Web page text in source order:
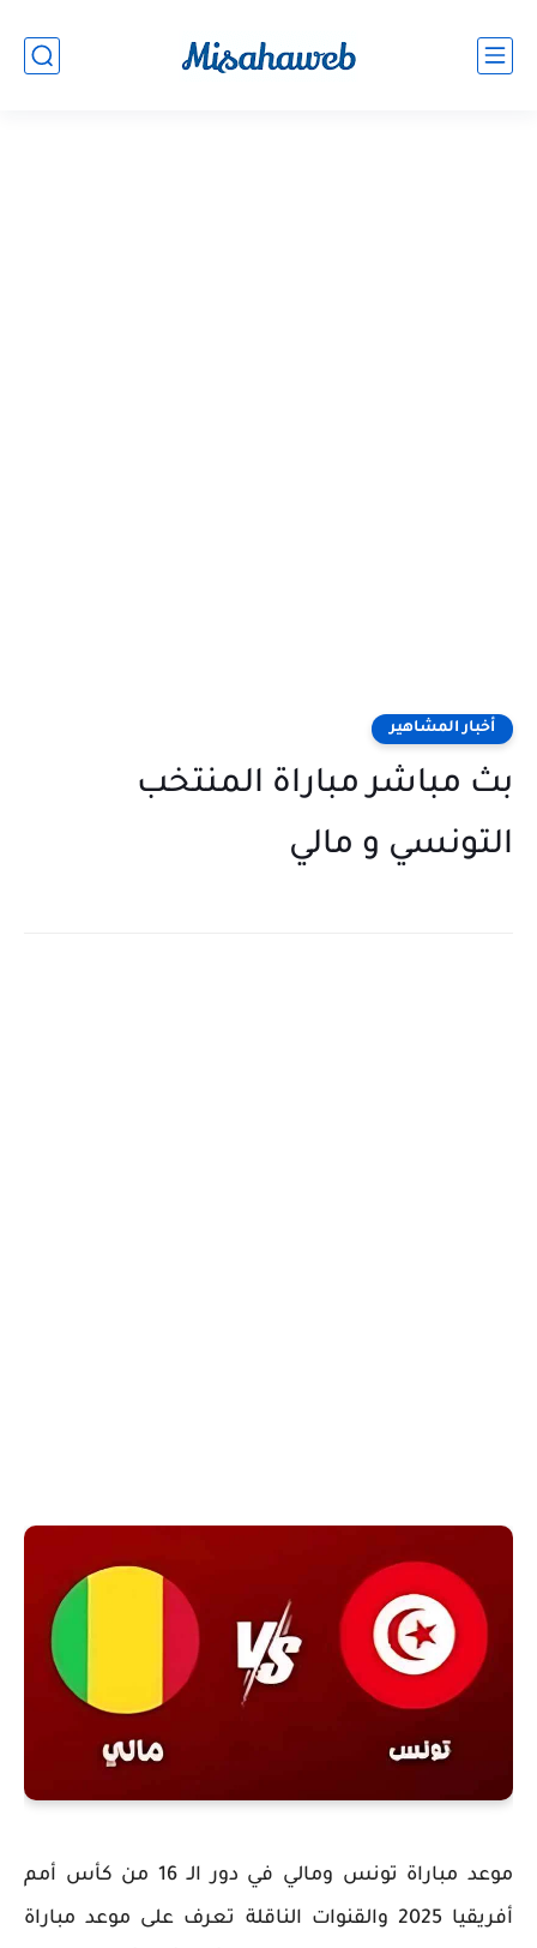
أخبار المشاهير
بث مباشر مباراة المنتخب
التونسي و مالي
موعد مباراة تونس ومالي في دور الـ 16 من كأس أمم
أفريقيا 2025 والقنوات الناقلة تعرف على موعد مباراة